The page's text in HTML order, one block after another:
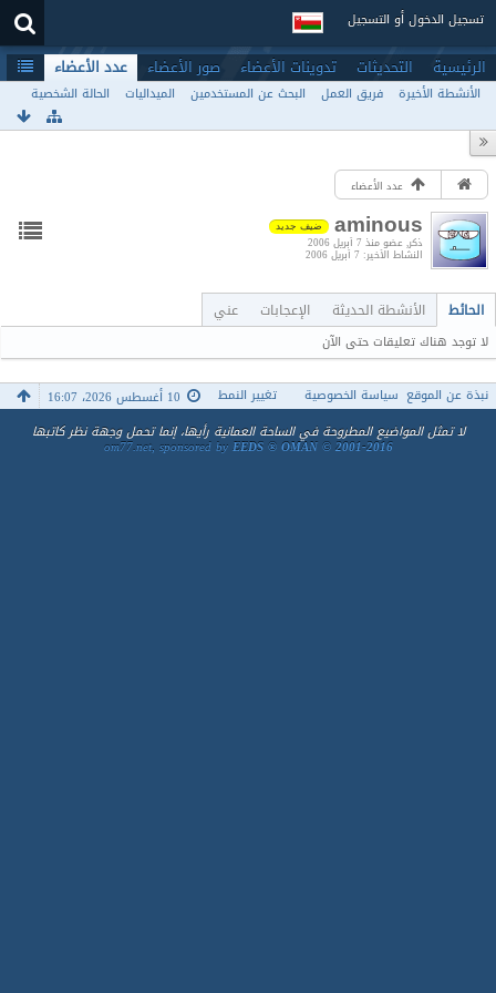
تسجيل الدخول أو التسجيل
الرئيسية التحديثات تدوينات الأعضاء صور الأعضاء عدد الأعضاء
الأنشطة الأخيرة فريق العمل البحث عن المستخدمين الميداليات الحالة الشخصية
عدد الأعضاء
aminous ضيف جديد
ذكر عضو منذ 7 أبريل 2006
النشاط الأخير 7 أبريل 2006
الحائط الأنشطة الحديثة الإعجابات عني
لا توجد هناك تعليقات حتى الآن
نبذة عن الموقع سياسة الخصوصية 10 أغسطس 2026، 16:07
تغيير النمط
لا تمثل المواضيع المطروحة في الساحة العمانية رأيها، إنما تحمل وجهة نظر كاتبها
om77.net, sponsored byEEDS ® OMAN © 2001-2016